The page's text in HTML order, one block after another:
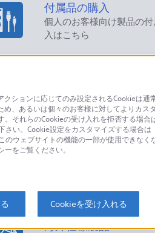
付属品の購入
個人のお客様向け製品の
入はこちら
製品に関するお問い合
海外仕様製品
ションに応じてのみ設定されるCookieは通
、あるいは個々のお客様に対してよりカス
それらのCookieの受け入れを拒否する場合
い。Cookie設定をカスタマイズする場合は
ウェブサイトの機能の一部が使用できな
をご覧ください。
Cookieを受け入れる